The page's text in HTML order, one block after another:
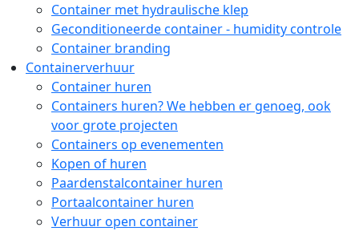
Container met hydraulische klep
Geconditioneerde container - humidity controle
Container branding
Containerverhuur
Container huren
Containers huren? We hebben er genoeg, ook
voor grote projecten
Containers op evenementen
Kopen of huren
Paardenstalcontainer huren
Portaalcontainer huren
Verhuur open container